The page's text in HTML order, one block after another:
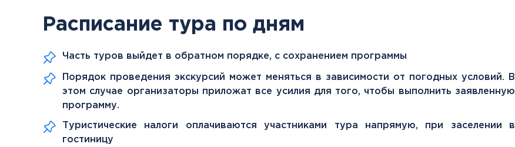
Расписание тура по дням
Часть туров выйдет в обратном порядке, с сохранением программы
Порядок проведения экскурсий может меняться в зависимости от погодных условий. В
этом случае организаторы приложат все усилия для того, чтобы выполнить заявленную
программу.
Туристические налоги оплачиваются участниками тура напрямую, при заселении в
гостиницу